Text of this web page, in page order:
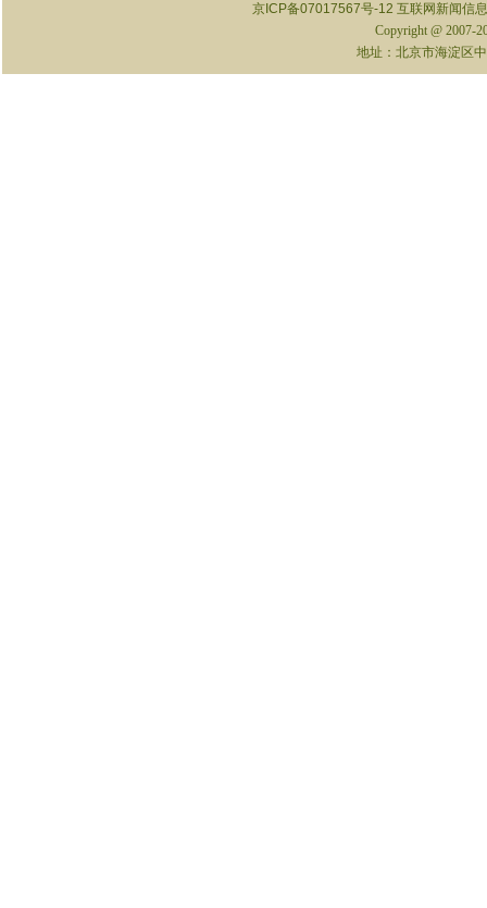
京ICP备07017567号-12 互联网新闻信
Copyright @ 2007-
地址：北京市海淀区